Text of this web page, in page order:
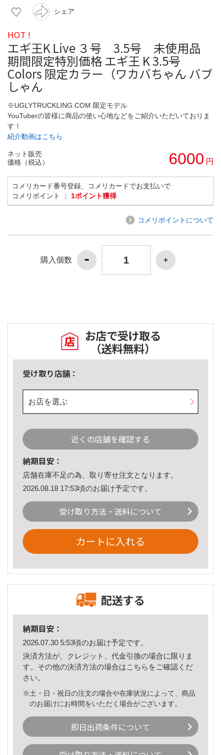
シェア
HOT !
エギ王K Live ３号 3.5号 未使用品
期間限定特別価格 エギ王 K 3.5号
Colors 限定カラー（ワカバちゃん バブ
しゃん
※UGLYTRUCKLING.COM 限定モデル
YouTuberの皆様に商品の使い心地などをご紹介いただいておりま
す！
紹介動画はこちら
ネット販売
価格（税込）
6000 円
コメリカード番号登録、コメリカードでお支払いで
コメリポイント ： 1ポイント獲得
コメリポイントについて
購入個数
お店で受け取る
（送料無料）
受け取り店舗：
お店を選ぶ
近くの店舗を確認する
納期目安：
店舗在庫不足の為、取り寄せ注文となります。
2026.08.18 17:53頃のお届け予定です。
受け取り方法・送料について
カートに入れる
配送する
納期目安：
2026.07.30 5:53頃のお届け予定です。
決済方法が、クレジット、代金引換の場合に限りま
す。その他の決済方法の場合はこちら をご確認くだ
さい。
※土・日・祝日の注文の場合や在庫状況によって、商品
のお届けにお時間をいただく場合がございます。
即日出荷条件について